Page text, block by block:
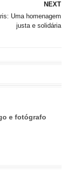
NEXT
Uma homenagem
justa e solidária
e fotógrafo